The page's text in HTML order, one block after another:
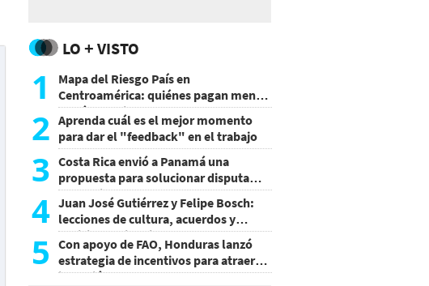
LO + VISTO
1
Mapa del Riesgo País en
Centroamérica: quiénes pagan menos
y cuáles mejoraron
2 Aprenda cuál es el mejor momento
para dar el "feedback" en el trabajo
3 Costa Rica envió a Panamá una
propuesta para solucionar disputa
comercial
4 Juan José Gutiérrez y Felipe Bosch:
lecciones de cultura, acuerdos y
decisiones sin miedo
5
Con apoyo de FAO, Honduras lanzó
estrategia de incentivos para atraer
inversión al agro